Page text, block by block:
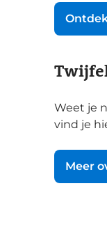
Weet je
vind je
Meer